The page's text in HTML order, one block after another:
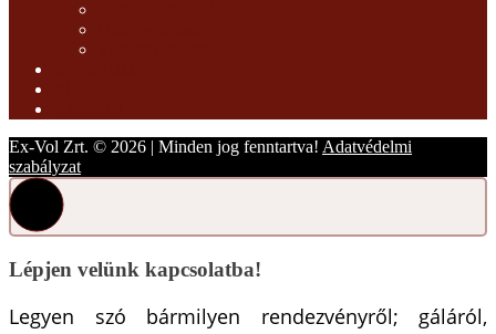
Ex-Vol Zrt. © 2026 | Minden jog fenntartva! Adatvédelmi
szabályzat
Lépjen velünk kapcsolatba!
Legyen szó bármilyen rendezvényről; gáláról,